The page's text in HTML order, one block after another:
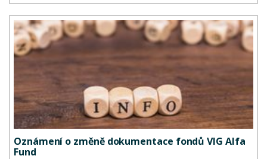
Oznámení o změně dokumentace fondů VIG Alfa
Fund